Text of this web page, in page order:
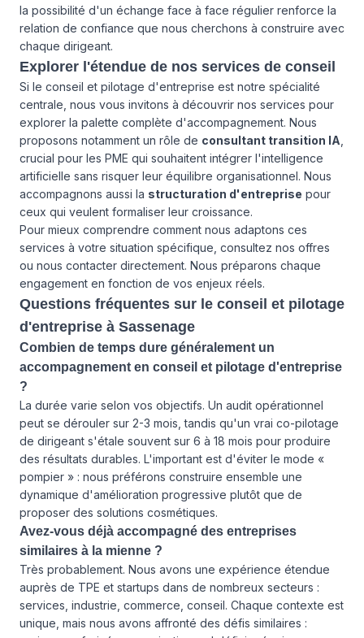
la possibilité d'un échange face à face régulier renforce la
relation de confiance que nous cherchons à construire avec
chaque dirigeant.
Explorer l'étendue de nos services de conseil
Si le conseil et pilotage d'entreprise est notre spécialité
centrale, nous vous invitons à découvrir nos services pour
explorer la palette complète d'accompagnement. Nous
proposons notamment un rôle de consultant transition IA
crucial pour les PME qui souhaitent intégrer l'intelligence
artificielle sans risquer leur équilibre organisationnel. Nous
accompagnons aussi la structuration d'entreprise pour
ceux qui veulent formaliser leur croissance.
Pour mieux comprendre comment nous adaptons ces
services à votre situation spécifique, consultez nos offres
ou nous contacter directement. Nous préparons chaque
engagement en fonction de vos enjeux réels.
Questions fréquentes sur le conseil et pilotage
d'entreprise à Sassenage
Combien de temps dure généralement un
accompagnement en conseil et pilotage d'entreprise
?
La durée varie selon vos objectifs. Un audit opérationnel
peut se dérouler sur 2-3 mois, tandis qu'un vrai co-pilotage
de dirigeant s'étale souvent sur 6 à 18 mois pour produire
des résultats durables. L'important est d'éviter le mode «
pompier » : nous préférons construire ensemble une
dynamique d'amélioration progressive plutôt que de
proposer des solutions cosmétiques.
Avez-vous déjà accompagné des entreprises
similaires à la mienne ?
Très probablement. Nous avons une expérience étendue
auprès de TPE et startups dans de nombreux secteurs :
services, industrie, commerce, conseil. Chaque contexte est
unique, mais nous avons affronté des défis similaires :